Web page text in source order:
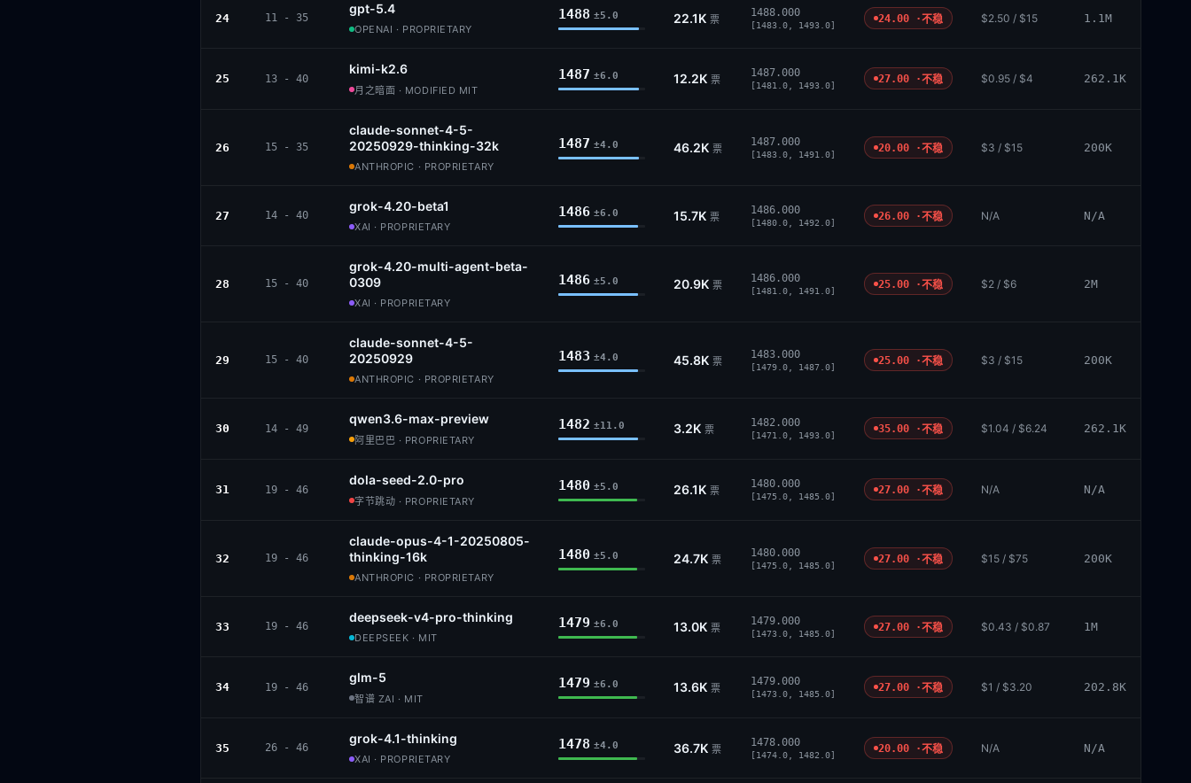
24 11 - 35
gpt-5.4
OPENAI · PROPRIETARY
1488 ±5.0 22.1K 票
1488.000
[1483.0, 1493.0]
24.00 ·不稳 $2.50 / $15 1.1M
25 13 - 40
kimi-k2.6
月之暗面 · MODIFIED MIT
1487 ±6.0 12.2K 票
1487.000
[1481.0, 1493.0]
27.00 ·不稳 $0.95 / $4 262.1K
26 15 - 35
claude-sonnet-4-5-
20250929-thinking-32k
ANTHROPIC · PROPRIETARY
1487 ±4.0 46.2K 票
1487.000
[1483.0, 1491.0]
20.00 ·不稳 $3 / $15 200K
27 14 - 40
grok-4.20-beta1
XAI · PROPRIETARY
1486 ±6.0 15.7K 票
1486.000
[1480.0, 1492.0]
26.00 ·不稳 N/A N/A
28 15 - 40
grok-4.20-multi-agent-beta-
0309
XAI · PROPRIETARY
1486 ±5.0 20.9K 票
1486.000
[1481.0, 1491.0]
25.00 ·不稳 $2 / $6 2M
29 15 - 40
claude-sonnet-4-5-
20250929
ANTHROPIC · PROPRIETARY
1483 ±4.0 45.8K 票
1483.000
[1479.0, 1487.0]
25.00 ·不稳 $3 / $15 200K
30 14 - 49
qwen3.6-max-preview
阿里巴巴 · PROPRIETARY
1482 ±11.0 3.2K 票
1482.000
[1471.0, 1493.0]
35.00 ·不稳 $1.04 / $6.24 262.1K
31 19 - 46
dola-seed-2.0-pro
字节跳动 · PROPRIETARY
1480 ±5.0 26.1K 票
1480.000
[1475.0, 1485.0]
27.00 ·不稳 N/A N/A
32 19 - 46
claude-opus-4-1-20250805-
thinking-16k
ANTHROPIC · PROPRIETARY
1480 ±5.0 24.7K 票
1480.000
[1475.0, 1485.0]
27.00 ·不稳 $15 / $75 200K
33 19 - 46
deepseek-v4-pro-thinking
DEEPSEEK · MIT
1479 ±6.0 13.0K 票
1479.000
[1473.0, 1485.0]
27.00 ·不稳 $0.43 / $0.87 1M
34 19 - 46
glm-5
智谱 ZAI · MIT
1479 ±6.0 13.6K 票
1479.000
[1473.0, 1485.0]
27.00 ·不稳 $1 / $3.20 202.8K
35 26 - 46
grok-4.1-thinking
XAI · PROPRIETARY
1478 ±4.0 36.7K 票
1478.000
[1474.0, 1482.0]
20.00 ·不稳 N/A N/A